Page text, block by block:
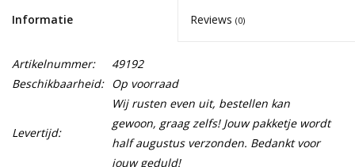
Informatie Reviews (0)
Artikelnummer:
49192
Beschikbaarheid: Op voorraad
Levertijd:
Wij rusten even uit, bestellen kan
gewoon, graag zelfs! Jouw pakketje wordt
half augustus verzonden. Bedankt voor
jouw geduld!